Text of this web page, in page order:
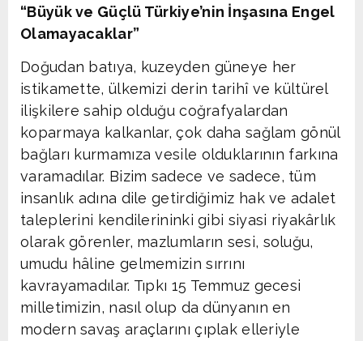
“Büyük ve Güçlü Türkiye’nin İnşasına Engel
Olamayacaklar”
Doğudan batıya, kuzeyden güneye her
istikamette, ülkemizi derin tarihî ve kültürel
ilişkilere sahip olduğu coğrafyalardan
koparmaya kalkanlar, çok daha sağlam gönül
bağları kurmamıza vesile olduklarının farkına
varamadılar. Bizim sadece ve sadece, tüm
insanlık adına dile getirdiğimiz hak ve adalet
taleplerini kendilerininki gibi siyasi riyakârlık
olarak görenler, mazlumların sesi, soluğu,
umudu hâline gelmemizin sırrını
kavrayamadılar. Tıpkı 15 Temmuz gecesi
milletimizin, nasıl olup da dünyanın en
modern savaş araçlarını çıplak elleriyle